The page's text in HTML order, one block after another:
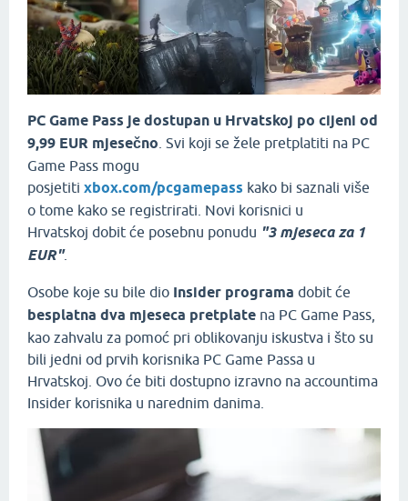
PC Game Pass je dostupan u Hrvatskoj po cijeni od
9,99 EUR mjesečno . Svi koji se žele pretplatiti na PC
Game Pass mogu
posjetiti xbox.com/pcgamepass kako bi saznali više
o tome kako se registrirati. Novi korisnici u
Hrvatskoj dobit će posebnu ponudu "3 mjeseca za 1
EUR".
Osobe koje su bile dio Insider programa dobit će
besplatna dva mjeseca pretplate na PC Game Pass,
kao zahvalu za pomoć pri oblikovanju iskustva i što su
bili jedni od prvih korisnika PC Game Passa u
Hrvatskoj. Ovo će biti dostupno izravno na accountima
Insider korisnika u narednim danima.